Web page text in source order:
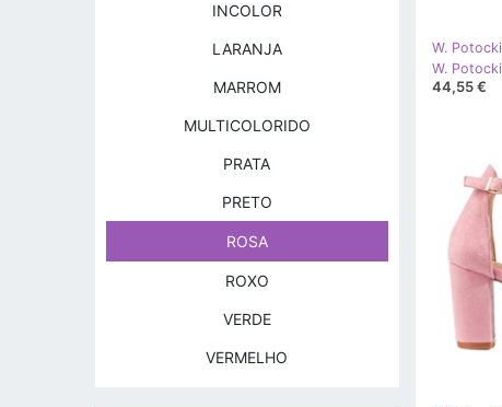
W. Potocki
44,55 €
INCOLOR
LARANJA
MARROM
MULTICOLORIDO
PRATA
PRETO
ROSA
ROXO
VERDE
VERMELHO